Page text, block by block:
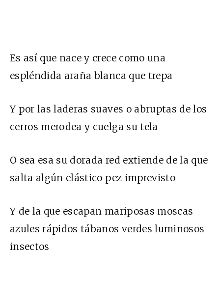
Es así que nace y crece como una
espléndida araña blanca que trepa
Y por las laderas suaves o abruptas de los
cerros merodea y cuelga su tela
O sea esa su dorada red extiende de la que
salta algún elástico pez imprevisto
Y de la que escapan mariposas moscas
azules rápidos tábanos verdes luminosos
insectos